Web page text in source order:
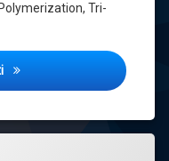
Tri-
Očekivana vrijednost novog